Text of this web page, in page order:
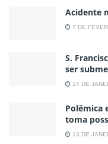
Acidente
7 DE
S.
ser
14 DE
Polêmica
toma
13 DE